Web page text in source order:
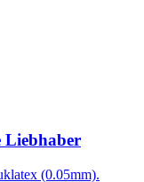
Liebhaber
(0.05mm).